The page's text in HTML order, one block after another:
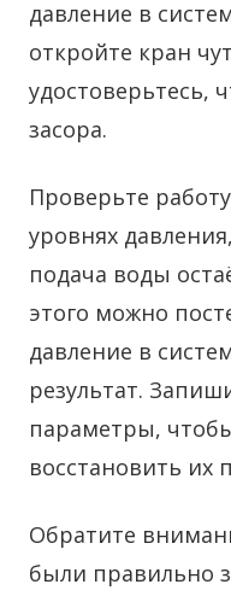
давление в
откройте кран
удостоверьтесь,
засора.
Проверьте
уровнях
подача воды
этого можно
давление в
результат.
параметры,
восстановить их
Обратите
были правильно